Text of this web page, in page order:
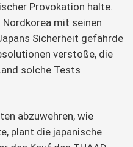
Provokation halte.
Nordkorea mit seinen
Sicherheit gefährde
verstoße, die
solche Tests
abzuwehren, wie
plant die japanische